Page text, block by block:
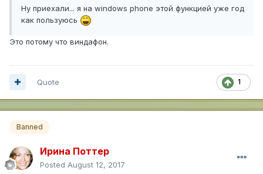
Ну приехали... я на windows phone этой функцией уже год
как пользуюсь
Это потому что виндафон.
1
Quote
Banned
Ирина Поттер
Posted August 12, 2017